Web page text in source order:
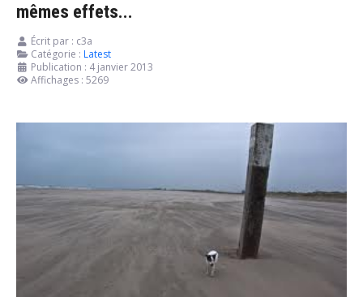
mêmes effets...
Écrit par : c3a
Catégorie : Latest
Publication : 4 janvier 2013
Affichages : 5269